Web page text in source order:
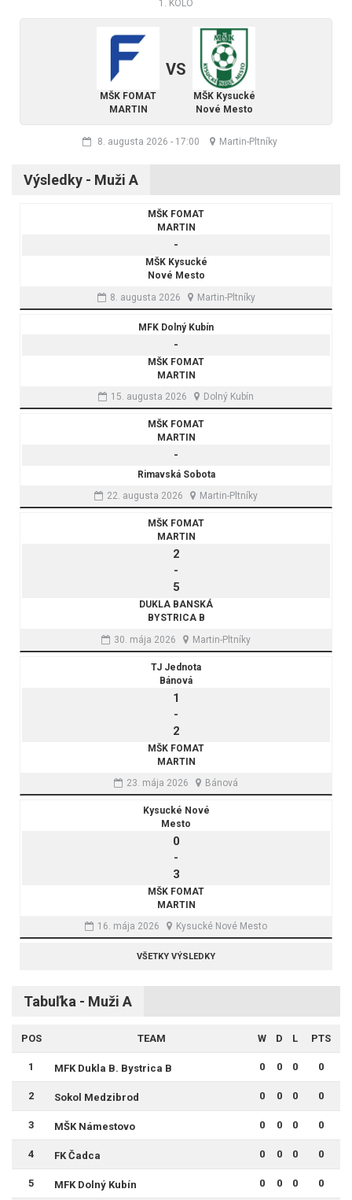
1. KOLO
MŠK FOMAT
MARTIN
VS
MŠK Kysucké
Nové Mesto
8. augusta 2026 - 17:00 Martin-Pltníky
Výsledky - Muži A
MŠK FOMAT
MARTIN
-
MŠK Kysucké
Nové Mesto
8. augusta 2026
Martin-Pltníky
MFK Dolný Kubín
-
MŠK FOMAT
MARTIN
15. augusta 2026
Dolný Kubín
MŠK FOMAT
MARTIN
-
Rimavská Sobota
22. augusta 2026
Martin-Pltníky
MŠK FOMAT
MARTIN
2
-
5
DUKLA BANSKÁ
BYSTRICA B
30. mája 2026
Martin-Pltníky
TJ Jednota
Bánová
1
-
2
MŠK FOMAT
MARTIN
23. mája 2026
Bánová
Kysucké Nové
Mesto
0
-
3
MŠK FOMAT
MARTIN
16. mája 2026
Kysucké Nové Mesto
VŠETKY VÝSLEDKY
Tabuľka - Muži A
POS TEAM W D L PTS
1 MFK Dukla B. Bystrica B 0 0 0 0
2 Sokol Medzibrod 0 0 0 0
3 MŠK Námestovo 0 0 0 0
4 FK Čadca 0 0 0 0
5 MFK Dolný Kubín 0 0 0 0